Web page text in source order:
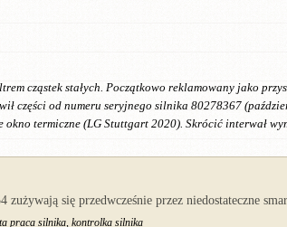
cząstek stałych. Początkowo reklamowany jako
części od numeru seryjnego silnika 80278367
termiczne (LG Stuttgart 2020). Skrócić interwał
się przedwcześnie przez niedostateczne
praca silnika, kontrolka silnika